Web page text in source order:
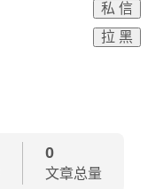
私 信
拉 黑
0
文章总量